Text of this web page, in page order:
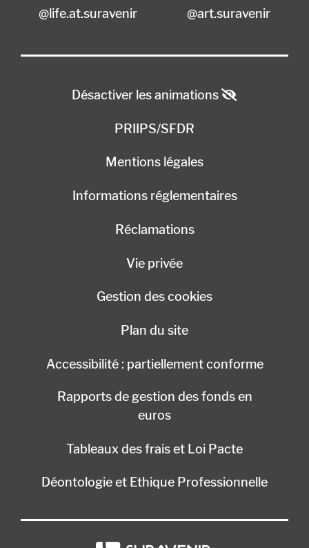
@life.at.suravenir @art.suravenir
Désactiver les animations
PRIIPS/SFDR
Mentions légales
Informations réglementaires
Réclamations
Vie privée
Gestion des cookies
Plan du site
Accessibilité : partiellement conforme
Rapports de gestion des fonds en
euros
Tableaux des frais et Loi Pacte
Déontologie et Ethique Professionnelle